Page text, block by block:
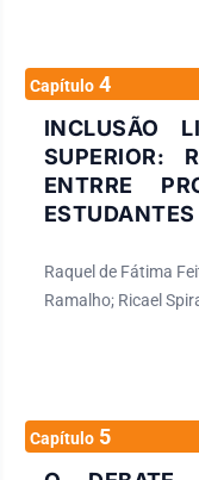
Capítulo 4
INCLUSÃO
SUPERIOR:
ENTRRE
Raquel de Fátima
Ramalho; Ricael
Capítulo 5